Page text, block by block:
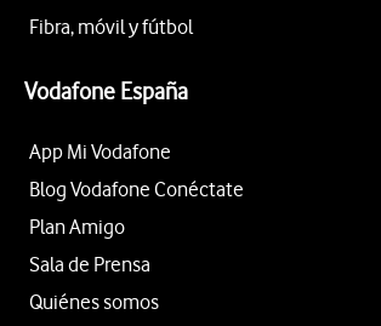
Fibra, móvil y fútbol
Vodafone España
App Mi Vodafone
Blog Vodafone Conéctate
Plan Amigo
Sala de Prensa
Quiénes somos